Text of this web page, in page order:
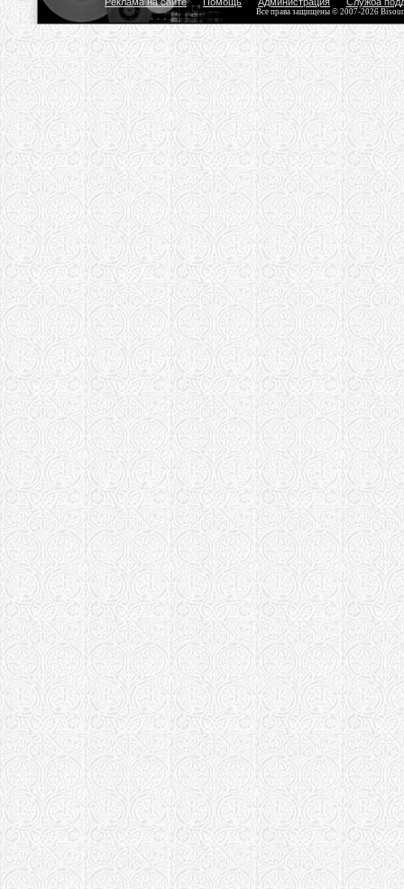
Все права защищены © 2007-2026